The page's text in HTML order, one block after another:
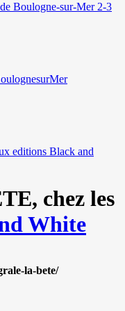
Boulogne-sur-Mer 2-3
editions Black and
chez les
White
la-bete/